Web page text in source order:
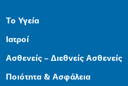
Το Υγεία
Ιατροί
Ασθενείς – Διεθνείς Ασθενείς
Ποιότητα & Ασφάλεια